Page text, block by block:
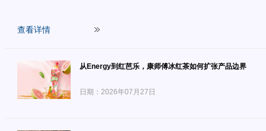
查看详情
从Energy到红芭乐，康师傅冰红茶如何扩张产品边界
日期：2026年07月27日